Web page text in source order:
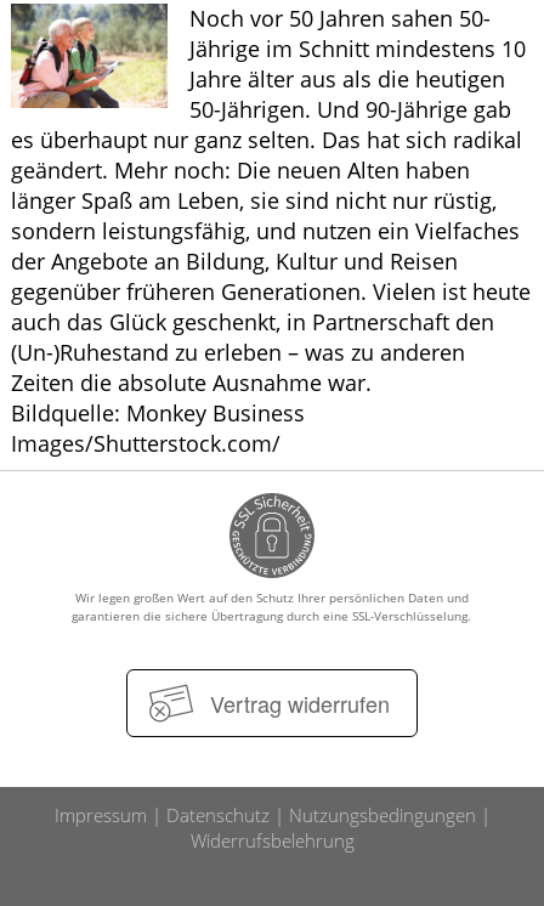
GESUND IM ALTERNoch vor 50 Jahren sahen 50-
Jährige im Schnitt mindestens 10
Jahre älter aus als die heutigen
50-Jährigen. Und 90-Jährige gab
es überhaupt nur ganz selten. Das hat sich radikal
geändert. Mehr noch: Die neuen Alten haben
länger Spaß am Leben, sie sind nicht nur rüstig,
sondern leistungsfähig, und nutzen ein Vielfaches
der Angebote an Bildung, Kultur und Reisen
gegenüber früheren Generationen. Vielen ist heute
auch das Glück geschenkt, in Partnerschaft den
(Un-)Ruhestand zu erleben – was zu anderen
Zeiten die absolute Ausnahme war.
Bildquelle: Monkey Business
Images/Shutterstock.com/
Wir legen großen Wert auf den Schutz Ihrer persönlichen Daten und
garantieren die sichere Übertragung durch eine SSL-Verschlüsselung.
Vertrag widerrufen
Impressum Datenschutz
Nutzungsbedingungen
Widerrufsbelehrung